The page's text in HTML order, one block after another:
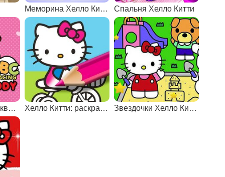
Меморина Хелло Китти Спальня Хелло Китти
Учимся писать буквы с Хэлло Китти Хелло Китти: раскраска по номерам Звездочки Хелло Китти